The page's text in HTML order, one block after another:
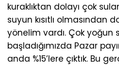
kuraklıktan dolayı çok
suyun kısıtlı olmasından
yönelim vardı. Çok yoğun
başladığımızda Pazar
anda %15’lere çıktık. Bu